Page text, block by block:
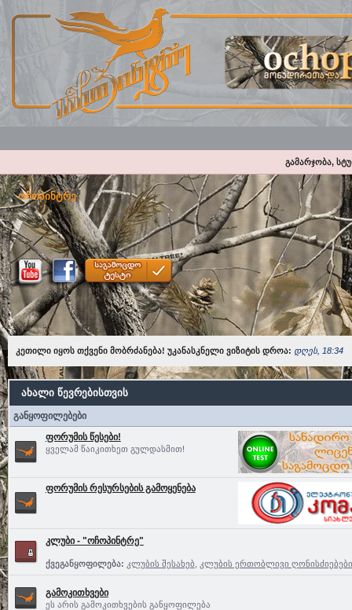
გამარჯობა,
ოჩოპინტრე
კეთილი იყოს თქვენი მობრძანება! უკანასკნელი ვიზიტის დროა: დღეს, 18:34
ახალი წევრებისთვის
განყოფილებები
ფორუმის წესები!
ყველამ წაიკითხეთ გულდასმით!
ფორუმის რესურსების გამოყენება
კლუბი - "ოჩოპინტრე"
ქვეგანყოფილება: კლუბის შესახებ კლუბის ერთობლივი ღონისძიებები
გამოკითხვები
ეს არის გამოკითხვების განყოფილება